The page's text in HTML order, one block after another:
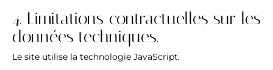
4. Limitations contractuelles sur les
données techniques.
Le site utilise la technologie JavaScript.